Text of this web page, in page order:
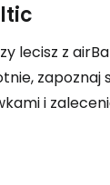
lecisz z
zapoznaj
i